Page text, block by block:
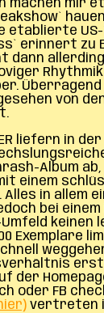
machen mir
hauen
etablierte
erinnert zu
dann
von
liefern in
Album ab,
einem
in allem
bei
keinen
Exemplare
der
oder FB
vertreten